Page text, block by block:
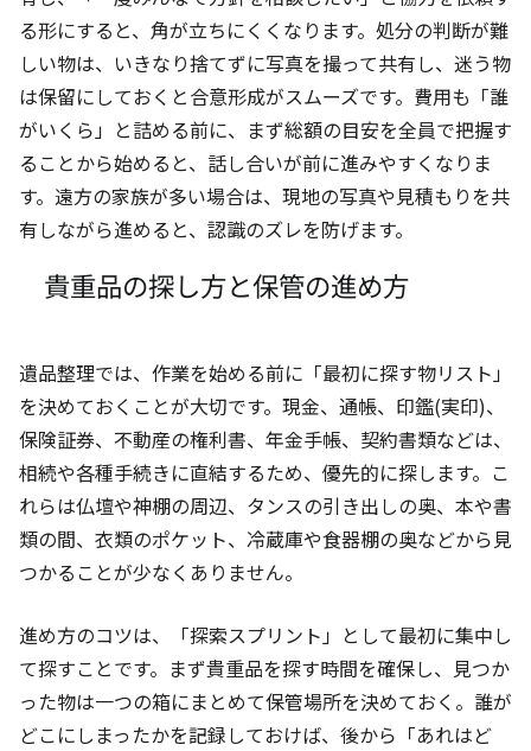
る形にすると、角が立ちにくくなります。処分の判断が難
しい物は、いきなり捨てずに写真を撮って共有し、迷う物
は保留にしておくと合意形成がスムーズです。費用も「誰
がいくら」と詰める前に、まず総額の目安を全員で把握す
ることから始めると、話し合いが前に進みやすくなりま
す。遠方の家族が多い場合は、現地の写真や見積もりを共
有しながら進めると、認識のズレを防げます。
貴重品の探し方と保管の進め方
遺品整理では、作業を始める前に「最初に探す物リスト」
を決めておくことが大切です。現金、通帳、印鑑(実印)、
保険証券、不動産の権利書、年金手帳、契約書類などは、
相続や各種手続きに直結するため、優先的に探します。こ
れらは仏壇や神棚の周辺、タンスの引き出しの奥、本や書
類の間、衣類のポケット、冷蔵庫や食器棚の奥などから見
つかることが少なくありません。
進め方のコツは、「探索スプリント」として最初に集中し
て探すことです。まず貴重品を探す時間を確保し、見つか
った物は一つの箱にまとめて保管場所を決めておく。誰が
どこにしまったかを記録しておけば、後から「あれはど